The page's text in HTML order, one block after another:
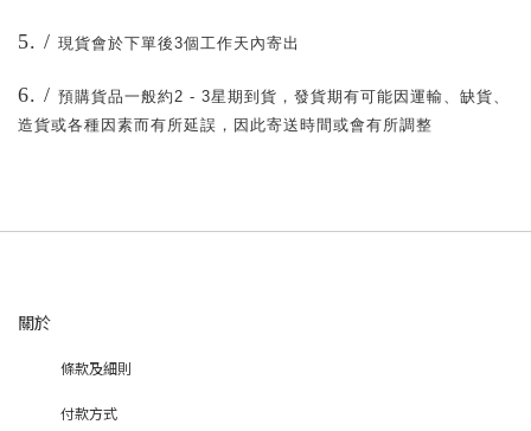
5. / 現貨會於下單後3個工作天內寄出
6. / 預購貨品一般約2 - 3星期到貨， 發貨期有可能因運輸、缺貨、
造貨或各種因素而有所延誤，因此寄送時間或會有所調整
關於
條款及細則
付款方式